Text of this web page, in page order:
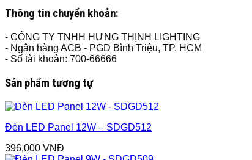
Thông tin chuyển khoản:
- CÔNG TY TNHH HƯNG THỊNH LIGHTING
- Ngân hàng ACB - PGD Bình Triệu, TP. HCM
- Số tài khoản: 700-66666
Sản phẩm tương tự
Đèn LED Panel 12W – SDGD512
396,000 VNĐ